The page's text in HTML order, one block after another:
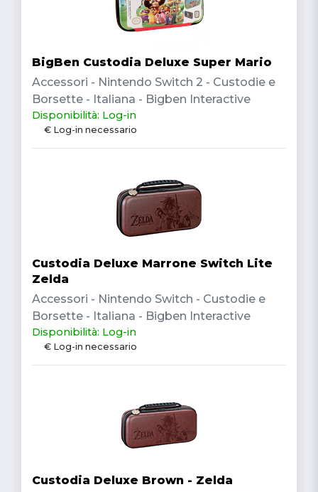
BigBen Custodia Deluxe Super Mario
Accessori - Nintendo Switch 2 - Custodie e
Borsette - Italiana - Bigben Interactive
Disponibilità: Log-in
€ Log-in necessario
Custodia Deluxe Marrone Switch Lite
Zelda
Accessori - Nintendo Switch - Custodie e
Borsette - Italiana - Bigben Interactive
Disponibilità: Log-in
€ Log-in necessario
Custodia Deluxe Brown - Zelda